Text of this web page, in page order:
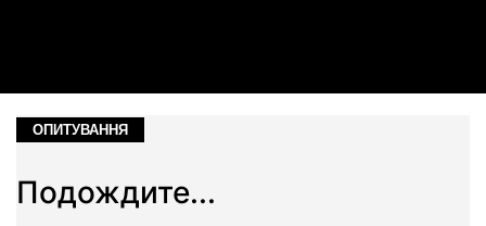
ОПИТУВАННЯ
Подождите...